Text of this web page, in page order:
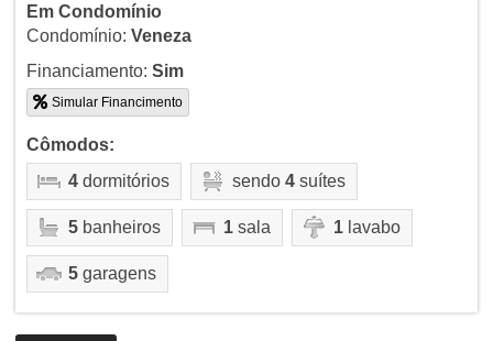
Em Condomínio
Condomínio: Veneza
Financiamento: Sim
Simular Financimento
Cômodos:
4dormitórios sendo 4suítes
5banheiros 1sala 1lavabo
5garagens